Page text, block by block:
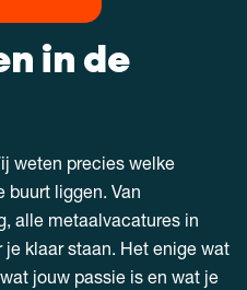
in de
weten precies welke
buurt liggen. Van
alle metaalvacatures in
klaar staan. Het enige wat
jouw passie is en wat je